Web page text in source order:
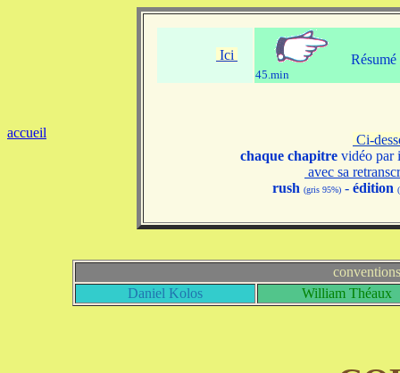
accueil
Ici
45.min
Ci-
chaque chapitre vidéo par
avec sa
rush (gris 95%) - édition
conventions
Daniel Kolos
William Théaux